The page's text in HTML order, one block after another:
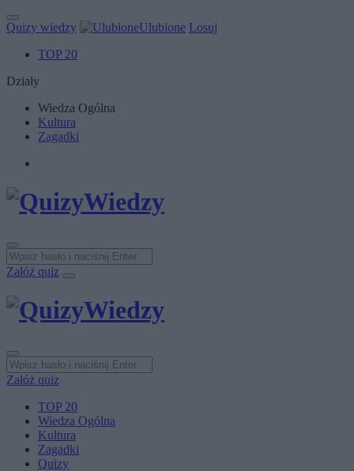
Quizy wiedzy Ulubione Losuj
TOP 20
Działy
Wiedza Ogólna
Kultura
Zagadki
Załóż quiz
Załóż quiz
TOP 20
Wiedza Ogólna
Kultura
Zagadki
Quizy